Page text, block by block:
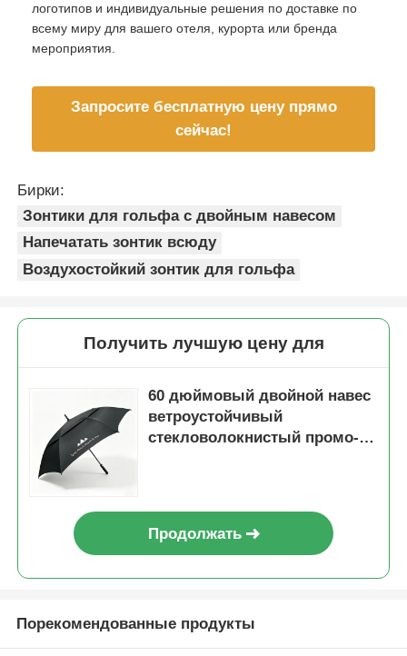
логотипов и индивидуальные решения по доставке по
всему миру для вашего отеля, курорта или бренда
мероприятия.
Запросите бесплатную цену прямо
сейчас!
Бирки:
Зонтики для гольфа с двойным навесом
Напечатать зонтик всюду
Воздухостойкий зонтик для гольфа
Получить лучшую цену для
60 дюймовый двойной навес
ветроустойчивый
стекловолокнистый промо-
Продолжать
Порекомендованные продукты